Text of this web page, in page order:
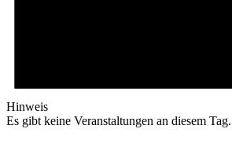
Hinweis
Es gibt keine Veranstaltungen an diesem Tag.